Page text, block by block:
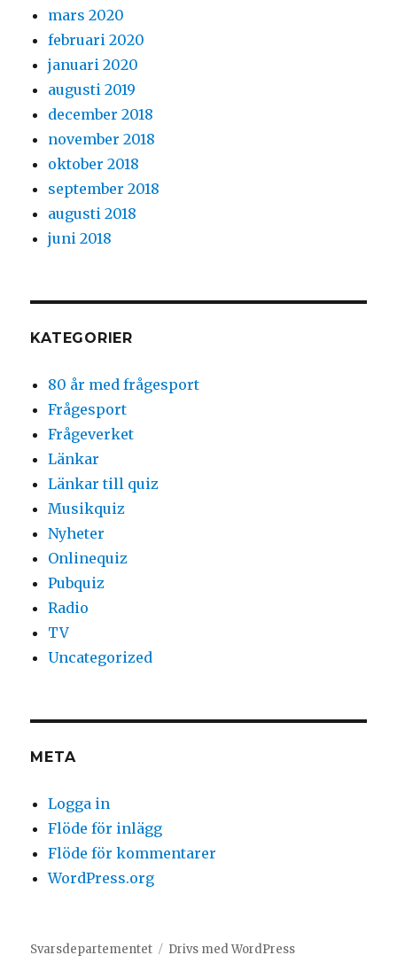
mars 2020
februari 2020
januari 2020
augusti 2019
december 2018
november 2018
oktober 2018
september 2018
augusti 2018
juni 2018
KATEGORIER
80 år med frågesport
Frågesport
Frågeverket
Länkar
Länkar till quiz
Musikquiz
Nyheter
Onlinequiz
Pubquiz
Radio
TV
Uncategorized
META
Logga in
Flöde för inlägg
Flöde för kommentarer
WordPress.org
Svarsdepartementet Drivs med WordPress